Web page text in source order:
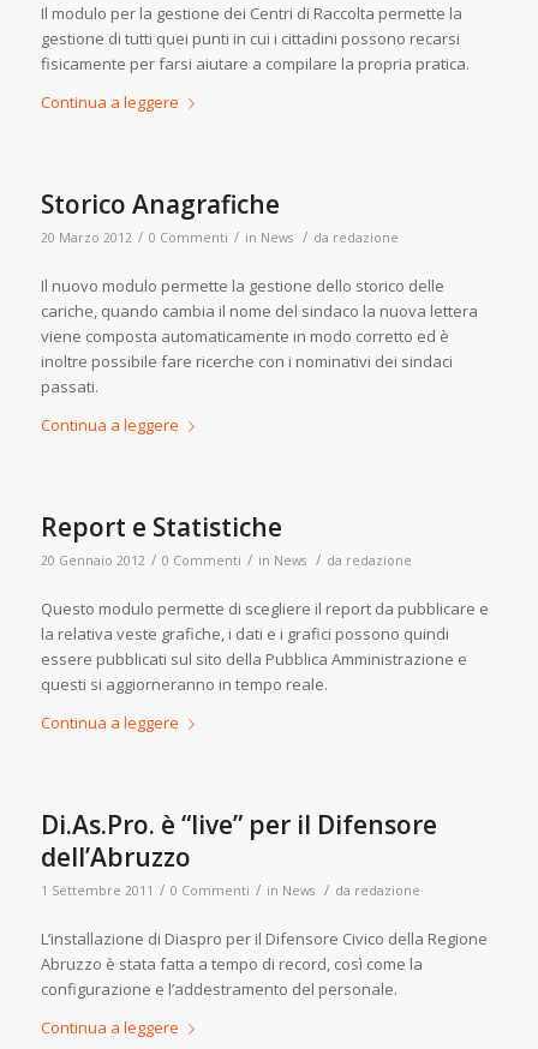
Il modulo per la gestione dei Centri di Raccolta permette la
gestione di tutti quei punti in cui i cittadini possono recarsi
fisicamente per farsi aiutare a compilare la propria pratica.
Continua a leggere
Storico Anagrafiche
20 Marzo 2012 / 0 Commenti / in News / da redazione
Il nuovo modulo permette la gestione dello storico delle
cariche, quando cambia il nome del sindaco la nuova lettera
viene composta automaticamente in modo corretto ed è
inoltre possibile fare ricerche con i nominativi dei sindaci
passati.
Continua a leggere
Report e Statistiche
20 Gennaio 2012 / 0 Commenti / in News / da redazione
Questo modulo permette di scegliere il report da pubblicare e
la relativa veste grafiche, i dati e i grafici possono quindi
essere pubblicati sul sito della Pubblica Amministrazione e
questi si aggiorneranno in tempo reale.
Continua a leggere
Di.As.Pro. è “live” per il Difensore
dell’Abruzzo
1 Settembre 2011 / 0 Commenti / in News / da redazione
L’installazione di Diaspro per il Difensore Civico della Regione
Abruzzo è stata fatta a tempo di record, così come la
configurazione e l’addestramento del personale.
Continua a leggere